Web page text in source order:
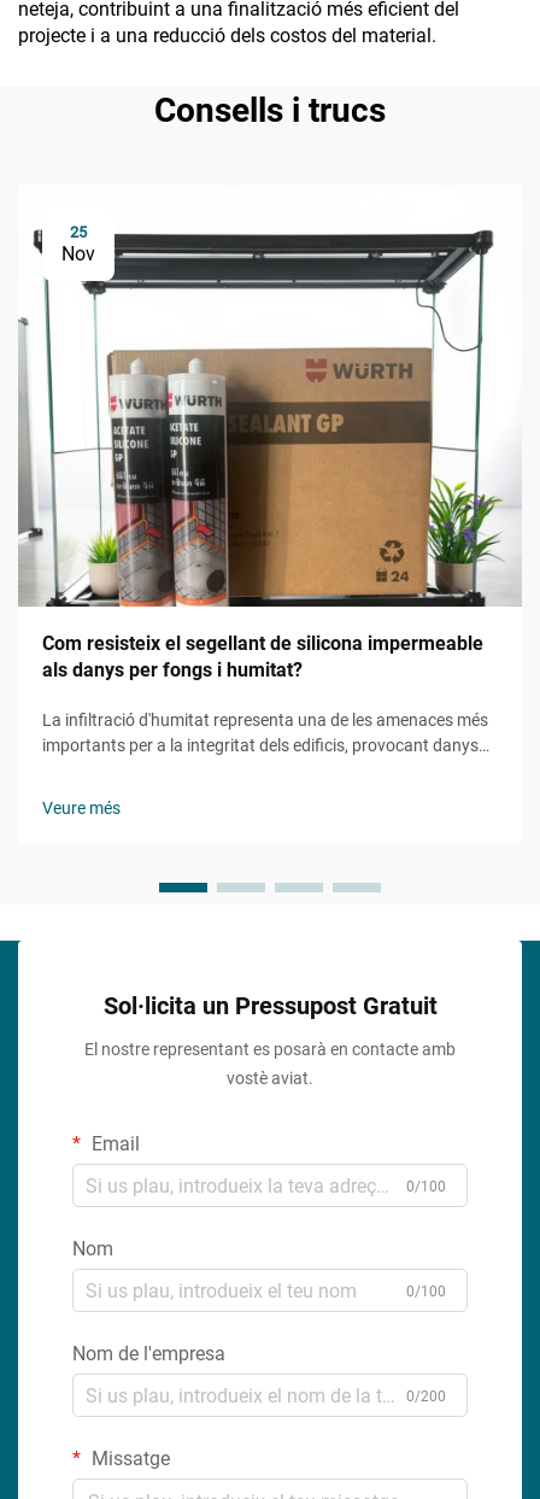
neteja, contribuint a una finalització més eficient del
projecte i a una reducció dels costos del material.
Consells i trucs
25
Nov
Com resisteix el segellant de silicona impermeable
als danys per fongs i humitat?
La infiltració d'humitat representa una de les amenaces més
importants per a la integritat dels edificis, provocant danys
Veure més
Sol·licita un Pressupost Gratuit
El nostre representant es posarà en contacte amb
vostè aviat.
Email
0/100
Nom
0/100
Nom de l'empresa
0/200
Missatge